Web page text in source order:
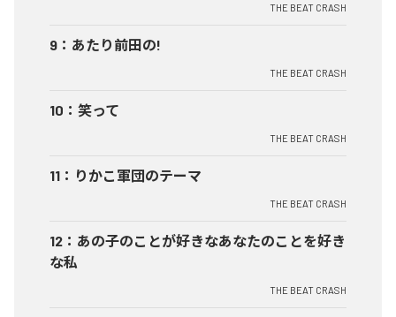
THE BEAT CRASH
9 ： あたり前田の!
THE BEAT CRASH
10 ： 笑って
THE BEAT CRASH
11 ： りかこ軍団のテーマ
THE BEAT CRASH
12 ： あの子のことが好きなあなたのことを好き
な私
THE BEAT CRASH